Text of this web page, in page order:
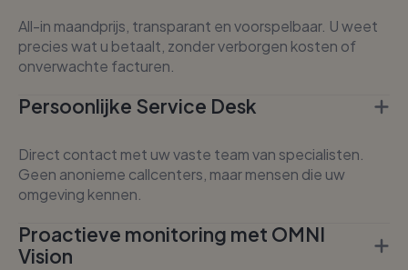
All-in maandprijs, transparant en voorspelbaar. U weet
precies wat u betaalt, zonder verborgen kosten of
onverwachte facturen.
Persoonlijke Service Desk
Direct contact met uw vaste team van specialisten.
Geen anonieme callcenters, maar mensen die uw
omgeving kennen.
Proactieve monitoring met OMNI
Vision